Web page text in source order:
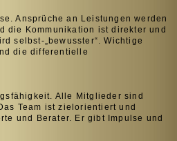
Ansprüche an Leistungen werden
die Kommunikation ist direkter und
selbst-„bewusster“. Wichtige
die differentielle
Alle Mitglieder sind
Team ist zielorientiert und
und Berater. Er gibt Impulse und